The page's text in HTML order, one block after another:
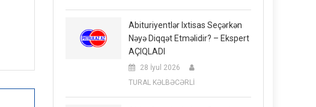
Abituriyentlər Ixtisas Seçərkən
Nəyə Diqqət Etməlidir? – Ekspert
AÇIQLADI
28 İyul 2026
TURAL KƏLBƏCƏRLİ